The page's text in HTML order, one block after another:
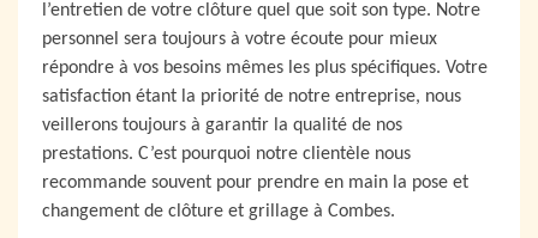
l’entretien de votre clôture quel que soit son type. Notre
personnel sera toujours à votre écoute pour mieux
répondre à vos besoins mêmes les plus spécifiques. Votre
satisfaction étant la priorité de notre entreprise, nous
veillerons toujours à garantir la qualité de nos
prestations. C’est pourquoi notre clientèle nous
recommande souvent pour prendre en main la pose et
changement de clôture et grillage à Combes.